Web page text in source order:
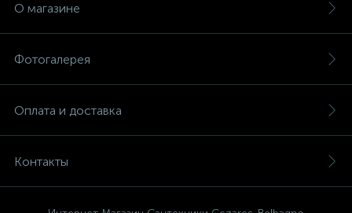
О магазине
Фотогалерея
Оплата и доставка
Контакты